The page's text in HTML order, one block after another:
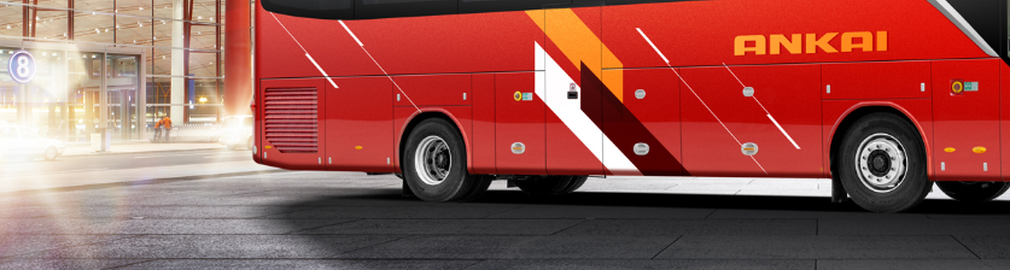
12-13米
13米以上
获取报价： 我要询价
活动专题 世界的安凯
供应商加盟 信息公开 维修技术信
领导关怀 联系我们